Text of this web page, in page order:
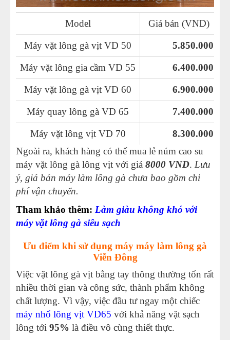
Model Giá bán (VND)
Máy vặt lông gà vịt VD 50 5.850.000
Máy vặt lông gia cầm VD 55 6.400.000
Máy vặt lông gà vịt VD 60 6.900.000
Máy quay lông gà VD 65 7.400.000
Máy vặt lông vịt VD 70
8.300.000
Ngoài ra, khách hàng có thể mua lẻ núm cao su
máy vặt lông gà lông vịt với giá 8000 VND. Lưu
ý, giá bán máy làm lông gà chưa bao gồm chi
phí vận chuyển.
Tham khảo thêm: Làm giàu không khó với
máy vặt lông gà siêu sạch
Ưu điểm khi sử dụng máy máy làm lông gà
Viễn Đông
Việc vặt lông gà vịt bằng tay thông thường tốn rất
nhiều thời gian và công sức, thành phẩm không
chất lượng. Vì vậy, việc đầu tư ngay một chiếc
máy nhổ lông vịt VD65 với khả năng vặt sạch
lông tới 95% là điều vô cùng thiết thực.